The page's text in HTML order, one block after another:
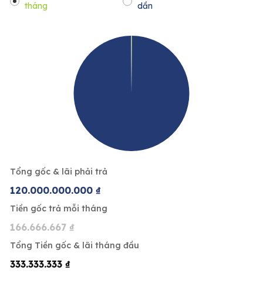
tháng
dần
Tổng gốc & lãi phải trả
120.000.000.000 ₫
Tiền gốc trả mỗi tháng
166.666.667 ₫
Tổng Tiền gốc & lãi tháng đầu
333.333.333 ₫